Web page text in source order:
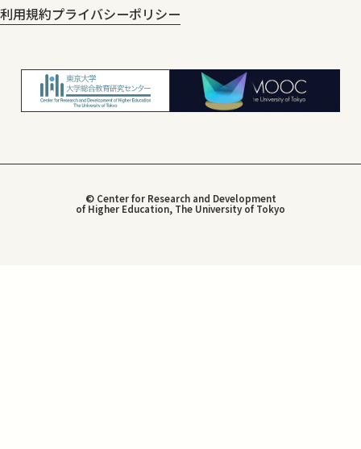
利用規約プライバシーポリシー
© Center for Research and Development
of Higher Education, The University of Tokyo